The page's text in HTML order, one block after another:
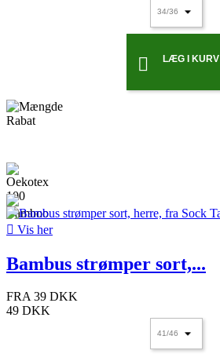
 LÆG I KURV
 Vis her
Bambus strømper sort,...
FRA39 DKK
49 DKK